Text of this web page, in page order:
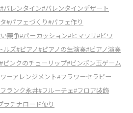
#バレンタイン#バレンタインデザート
#パフェづくり#パフェ作り
競争#パーカッション#ヒマワリ#ビワ
ルズ#ピアノ#ピアノの生演奏#ピアノ演奏
#ピンクのチューリップ#ピンポン玉ゲーム
ーアレンジメント#フラワーセラピー
ランク永井#フルーチェ#フロア装飾
ラチナロード便り